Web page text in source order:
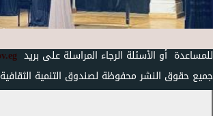
للمساعدة أو الأسئلة الرجاء المراسلة على بريد
جميع حقوق النشر محفوظة لصندوق التنمية الثقافية